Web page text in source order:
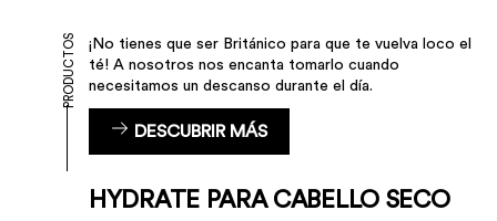
¡No tienes que ser Británico para que te vuelva loco el
té! A nosotros nos encanta tomarlo cuando
necesitamos un descanso durante el día.
DESCUBRIR MÁS
PRODUCTOS
HYDRATE PARA CABELLO SECO